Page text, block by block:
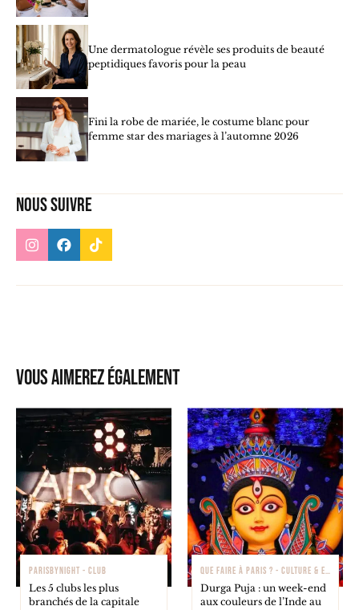
Une dermatologue révèle ses produits de beauté
peptidiques favoris pour la peau
Fini la robe de mariée, le costume blanc pour
femme star des mariages à l’automne 2026
Nous suivre
Vous aimerez également
PARISBYNIGHT - CLUB
Les 5 clubs les plus
branchés de la capitale
QUE FAIRE À PARIS ? - CULTURE & EXPOSITIONS
Durga Puja : un week-end
aux couleurs de l’Inde au